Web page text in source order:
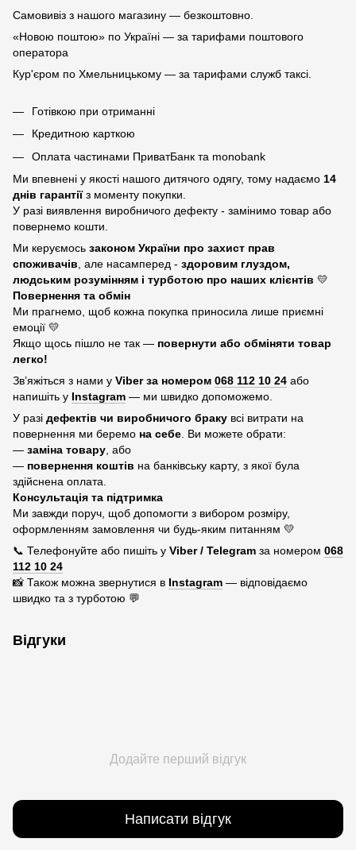
Самовивіз з нашого магазину — безкоштовно.
«Новою поштою» по Україні — за тарифами поштового
оператора
Кур'єром по Хмельницькому — за тарифами служб таксі.
Готівкою при отриманні
Кредитною карткою
Оплата частинами ПриватБанк та monobank
Ми впевнені у якості нашого дитячого одягу, тому надаємо 14
днів гарантіїз моменту покупки.
У разі виявлення виробничого дефекту - замінимо товар або
повернемо кошти.
Ми керуємось законом України про захист прав
споживачів , але насамперед - здоровим глуздом,
людським розумінням і турботою про наших клієнтів 💛
Повернення та обмін
Ми прагнемо, щоб кожна покупка приносила лише приємні
емоції 💛
Якщо щось пішло не так — повернути або обміняти товар
легко!
Зв’яжіться з нами у Viber за номером 068 112 10 24 або
напишіть у Instagram — ми швидко допоможемо.
У разі дефектів чи виробничого браку всі витрати на
повернення ми беремо на себе . Ви можете обрати:
— заміна товару , або
— повернення коштів на банківську карту, з якої була
здійснена оплата.
Консультація та підтримка
Ми завжди поруч, щоб допомогти з вибором розміру,
оформленням замовлення чи будь-яким питанням 💛
📞 Телефонуйте або пишіть у Viber / Telegram за номером 068
112 10 24
📸 Також можна звернутися в Instagram — відповідаємо
швидко та з турботою 💬
Відгуки
Додайте перший відгук
Написати відгук